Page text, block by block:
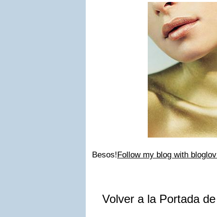
Besos!Follow my blog with
Volver a la Portada